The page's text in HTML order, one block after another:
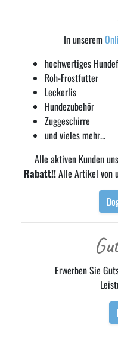
In unserem
hochwertiges
Roh-Frostfutter
Leckerlis
Hundezubehör
Zuggeschirre
und vieles mehr...
Alle aktiven Kunden
Rabatt!!Alle Artikel von
Erwerben Sie